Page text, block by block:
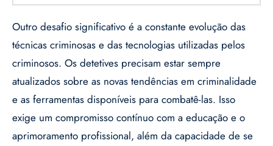
Outro desafio significativo é a constante evolução das
técnicas criminosas e das tecnologias utilizadas pelos
criminosos. Os detetives precisam estar sempre
atualizados sobre as novas tendências em criminalidade
e as ferramentas disponíveis para combatê-las. Isso
exige um compromisso contínuo com a educação e o
aprimoramento profissional, além da capacidade de se